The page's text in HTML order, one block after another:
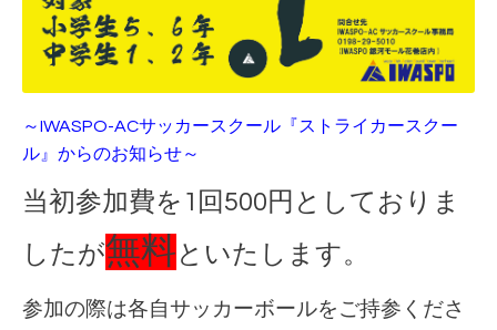
～IWASPO-ACサッカースクール『ストライカースクー
ル』からのお知らせ～
当初参加費を1回500円としておりま
したが無料 といたします。
参加の際は各自サッカーボールをご持参くださ